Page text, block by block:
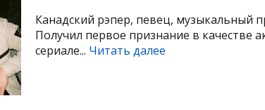
Канадский рэпер, певец, музыкальный
Получил первое признание в качестве
сериале... Читать далее